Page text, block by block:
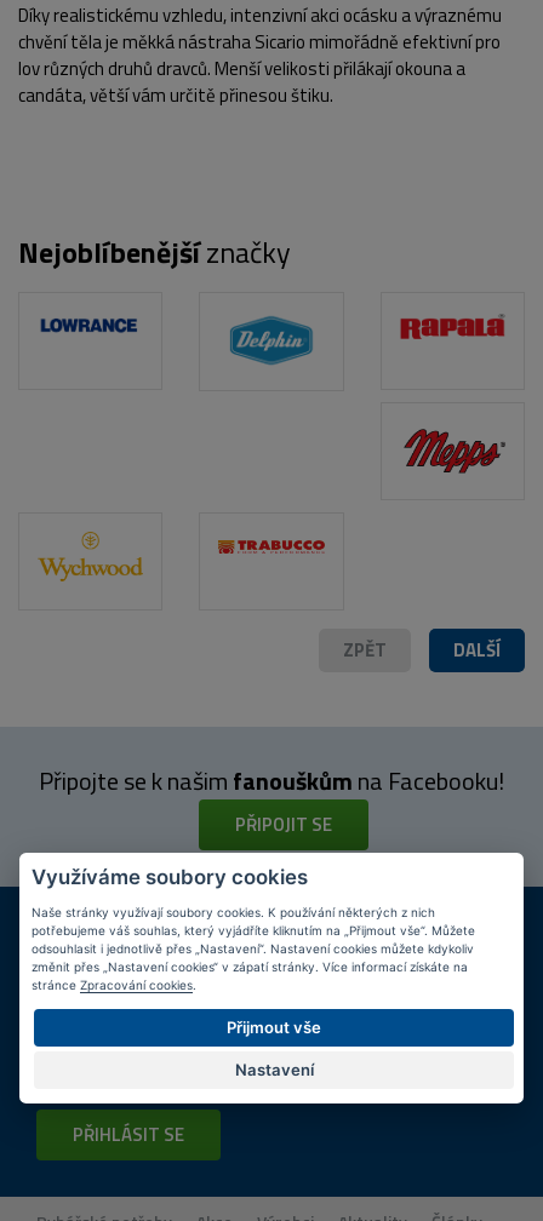
Díky realistickému vzhledu, intenzivní akci ocásku a výraznému
chvění těla je měkká nástraha Sicario mimořádně efektivní pro
lov různých druhů dravců. Menší velikosti přilákají okouna a
candáta, větší vám určitě přinesou štiku.
Nejoblíbenějšíznačky
DALŠÍ
ZPĚT
Připojte se k našimfanouškůmna Facebooku!
PŘIPOJIT SE
DOPRAVA ZDARMA
Při nákupu nad 2 000 Kč
KAMENNÉ PRODEJNY
Jsme na trhu více než 10 let
Tipyk nákupu
Napište nám svůj e-mail a my vás budeme informovatmax.
o zajímavých nabídkách!
PŘIHLÁSIT SE
Využíváme soubory cookies
Naše stránky využívají soubory cookies. K používání některých z nich
potřebujeme váš souhlas, který vyjádříte kliknutím na „Přijmout vše“. Můžete
odsouhlasit i jednotlivě přes „Nastavení“. Nastavení cookies můžete kdykoliv
změnit přes „Nastavení cookies“ v zápatí stránky. Více informací získáte na
stránce Zpracování cookies
Přijmout vše
Nastavení